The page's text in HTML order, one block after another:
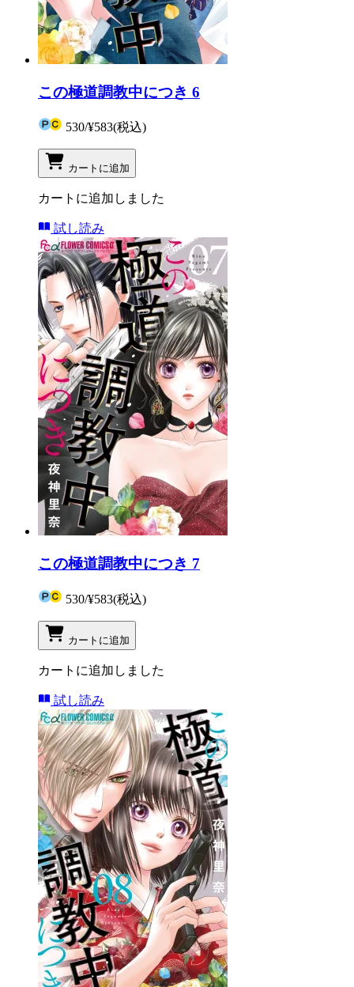
この極道調教中につき 6
530/¥583(税込)
カートに追加
カートに追加しました
試し読み
この極道調教中につき 7
530/¥583(税込)
カートに追加
カートに追加しました
試し読み